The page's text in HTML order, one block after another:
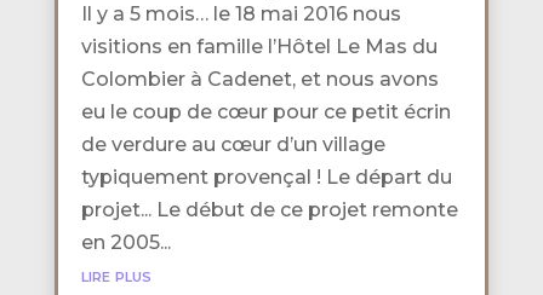
Il y a 5 mois… le 18 mai 2016 nous
visitions en famille l’Hôtel Le Mas du
Colombier à Cadenet, et nous avons
eu le coup de cœur pour ce petit écrin
de verdure au cœur d’un village
typiquement provençal ! Le départ du
projet... Le début de ce projet remonte
en 2005...
lire plus